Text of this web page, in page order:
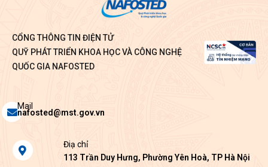
CỔNG THÔNG TIN ĐIỆN TỬ
QUỸ PHÁT TRIỂN KHOA HỌC VÀ CÔNG NGHỆ
QUỐC GIA NAFOSTED
Envelope
Mail
nafosted@mst.gov.vn
Map-
marker-
Điạ chỉ
113 Trần Duy Hưng, Phường Yên Hoà, TP Hà Nội